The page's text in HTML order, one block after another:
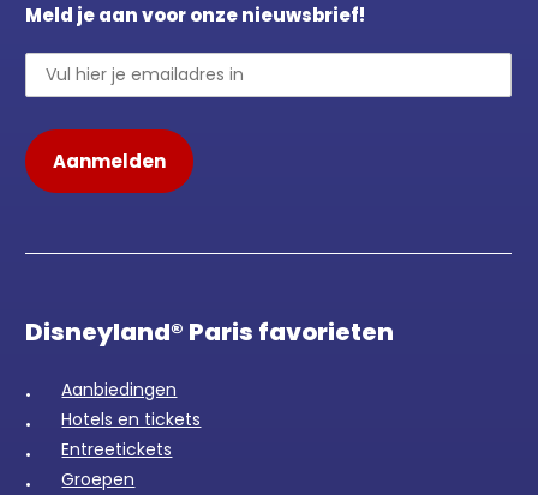
Meld je aan voor onze nieuwsbrief!
Disneyland® Paris favorieten
Aanbiedingen
Hotels en tickets
Entreetickets
Groepen